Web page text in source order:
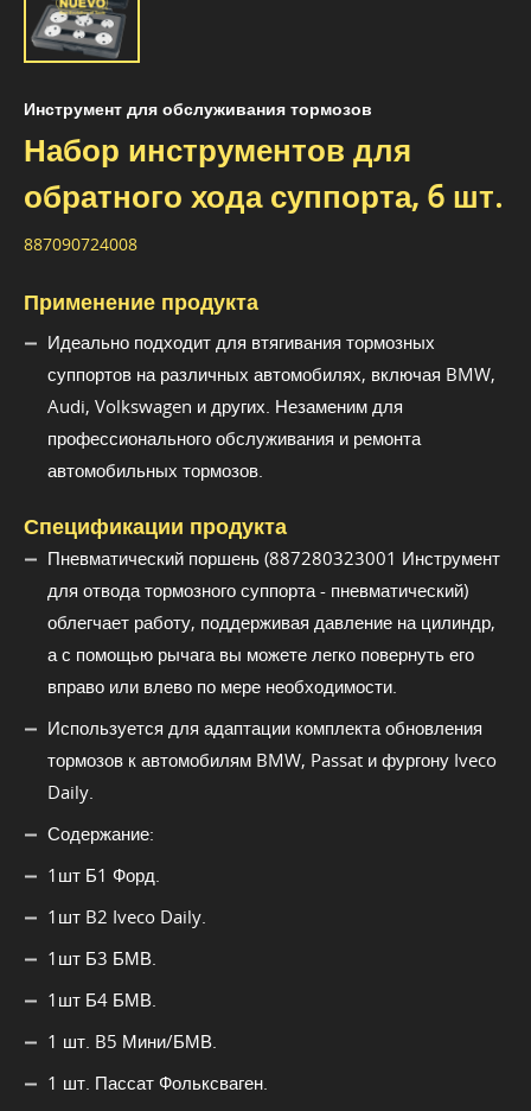
Инструмент для обслуживания тормозов
Набор инструментов для
обратного хода суппорта, 6 шт.
887090724008
Применение продукта
Идеально подходит для втягивания тормозных
суппортов на различных автомобилях, включая BMW,
Audi, Volkswagen и других. Незаменим для
профессионального обслуживания и ремонта
автомобильных тормозов.
Спецификации продукта
Пневматический поршень (887280323001 Инструмент
для отвода тормозного суппорта - пневматический)
облегчает работу, поддерживая давление на цилиндр,
а с помощью рычага вы можете легко повернуть его
вправо или влево по мере необходимости.
Используется для адаптации комплекта обновления
тормозов к автомобилям BMW, Passat и фургону Iveco
Daily.
Содержание:
1шт Б1 Форд.
1шт B2 Iveco Daily.
1шт Б3 БМВ.
1шт Б4 БМВ.
1 шт. B5 Мини/БМВ.
1 шт. Пассат Фольксваген.